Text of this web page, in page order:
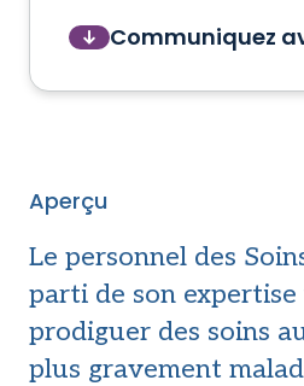
Communiquez
Aperçu
Le personnel des
parti de son
prodiguer des soins
plus gravement